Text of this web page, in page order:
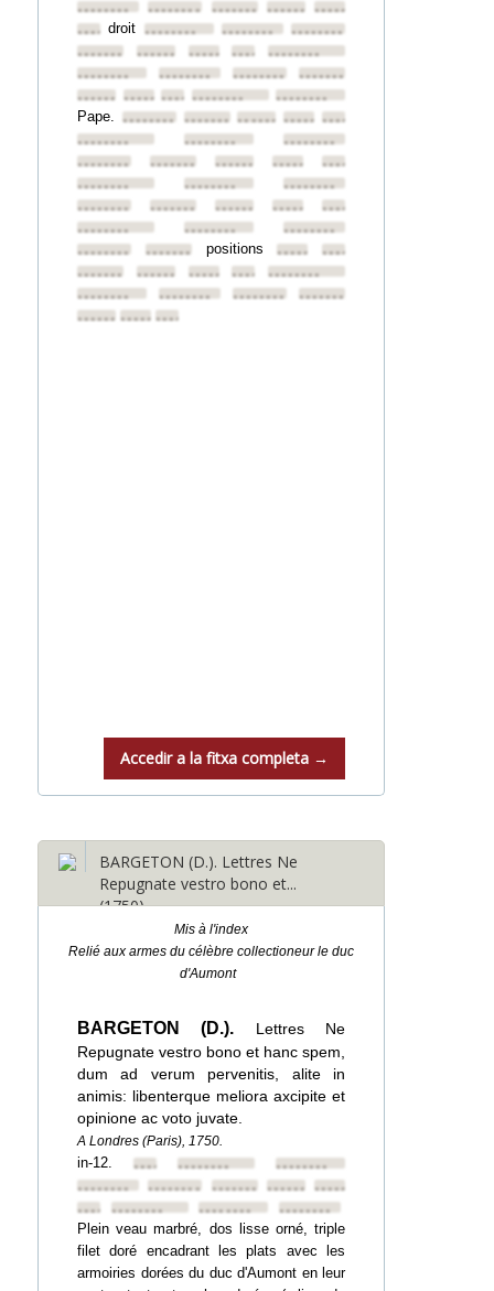
••••••••
•••••••• •••••••• ••••••••••••••••
••••••••
droit •••••••• ••••••••
••••••••
••••••••
••••••••••••••••••••••••••••••••
••••••••
•••••••• ••••••••
••••••••
••••••••••••••••••••••••••••••••
••••••••
Pape. •••••••• •••••••• ••••••••••••••••••••••••
••••••••
••••••••
••••••••
••••••••
•••••••• •••••••• ••••••••••••••••
••••••••
••••••••
••••••••
••••••••
•••••••• •••••••• ••••••••••••••••
••••••••
••••••••
••••••••
••••••••
•••••••• positions••••••••••••••••
••••••••
••••••••••••••••••••••••••••••••
••••••••
•••••••• ••••••••
••••••••
••••••••••••••••••••••••
Accedir a la fitxa completa →
BARGETON (D.). Lettres Ne
Repugnate vestro bono et...
(1750)
Mis à l'index
Relié aux armes du célèbre collectioneur le duc
d'Aumont
BARGETON (D.).
Lettres Ne
Repugnate vestro bono et hanc spem,
dum ad verum pervenitis, alite in
animis: libenterque meliora axcipite et
opinione ac voto juvate.
A Londres (Paris), 1750.
in-12. ••••••••••••••••
••••••••
••••••••
•••••••• •••••••• ••••••••••••••••
•••••••••••••••• ••••••••
••••••••
Plein veau marbré, dos lisse orné, triple
filet doré encadrant les plats avec les
armoiries dorées du duc d'Aumont en leur